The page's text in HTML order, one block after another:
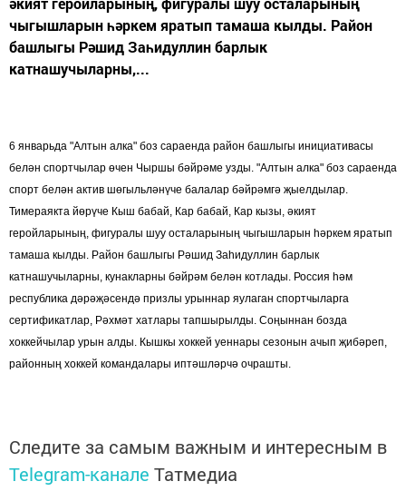
чыгышларын һәркем яратып тамаша кылды. Район
башлыгы Рәшид Заһидуллин барлык
катнашучыларны,...
6 январьда "Алтын алка" боз сараенда район башлыгы инициативасы
белән спортчылар өчен Чыршы бәйрәме узды. "Алтын алка" боз сараенда
спорт белән актив шөгыльләнүче балалар бәйрәмгә җыелдылар.
Тимераякта йөрүче Кыш бабай, Кар бабай, Кар кызы, әкият
геройларының, фигуралы шуу осталарының чыгышларын һәркем яратып
тамаша кылды. Район башлыгы Рәшид Заһидуллин барлык
катнашучыларны, кунакларны бәйрәм белән котлады. Россия һәм
республика дәрәҗәсендә призлы урыннар яулаган спортчыларга
сертификатлар, Рәхмәт хатлары тапшырылды. Соңыннан бозда
хоккейчылар урын алды. Кышкы хоккей уеннары сезонын ачып җибәреп,
районның хоккей командалары иптәшләрчә очрашты.
Следите за самым важным и интересным в
Telegram-канале Татмедиа